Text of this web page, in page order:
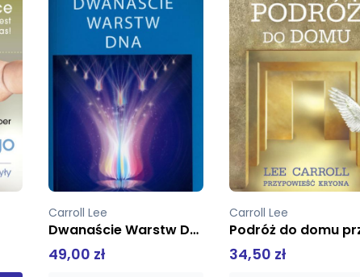
Carroll Lee
Podróż do domu przypowieść Kryona
34,50 zł
Carroll Lee,Tober Jan
Dzieci Indygo
36,00 zł